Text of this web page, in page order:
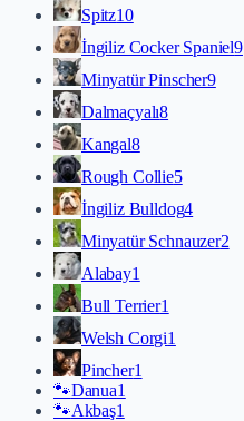
Spitz10
İngiliz Cocker Spaniel9
Minyatür Pinscher9
Dalmaçyalı8
Kangal8
Rough Collie5
İngiliz Bulldog4
Minyatür Schnauzer2
Alabay1
Bull Terrier1
Welsh Corgi1
Pincher1
🐾Danua1
🐾Akbaş1